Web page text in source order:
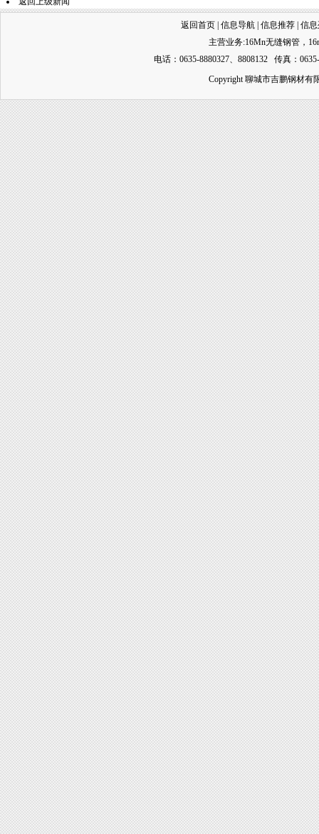
返回首页 信息导航 信息推荐 信
主营业务:16Mn无缝钢管，
电话：0635-8880327、8808132 传真：
Copyright 聊城市吉鹏钢材